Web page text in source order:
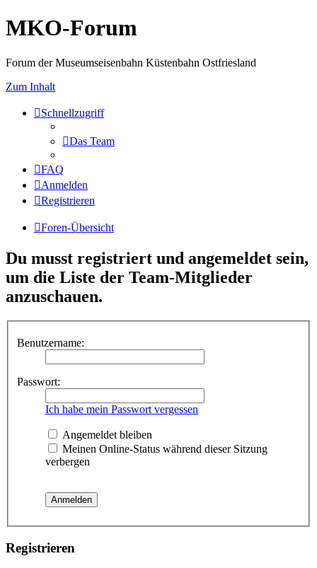
MKO-Forum
Forum der Museumseisenbahn Küstenbahn Ostfriesland
Zum Inhalt
Schnellzugriff
Das Team
FAQ
Anmelden
Registrieren
Foren-Übersicht
Du musst registriert und angemeldet sein,
um die Liste der Team-Mitglieder
anzuschauen.
Benutzername:
Passwort:
Ich habe mein Passwort vergessen
Angemeldet bleiben
Meinen Online-Status während dieser Sitzung
verbergen
Registrieren